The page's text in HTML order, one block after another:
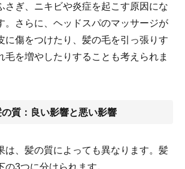
さぎ、ニキビや炎症を起こす原因にな
。さらに、ヘッドスパのマッサージが
に傷をつけたり、髪の毛を引っ張りす
毛を増やしたりすることも考えられま
質：良い影響と悪い影響
は、髪の質によっても異なります。髪
3つに分けられます。